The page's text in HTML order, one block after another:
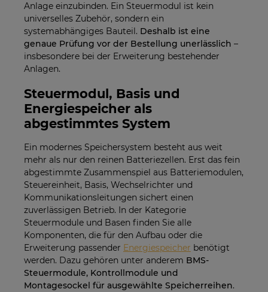
Anlage einzubinden. Ein Steuermodul ist kein
universelles Zubehör, sondern ein
systemabhängiges Bauteil. Deshalb ist eine
genaue Prüfung vor der Bestellung unerlässlich –
insbesondere bei der Erweiterung bestehender
Anlagen.
Steuermodul, Basis und
Energiespeicher als
abgestimmtes System
Ein modernes Speichersystem besteht aus weit
mehr als nur den reinen Batteriezellen. Erst das fein
abgestimmte Zusammenspiel aus Batteriemodulen,
Steuereinheit, Basis, Wechselrichter und
Kommunikationsleitungen sichert einen
zuverlässigen Betrieb. In der Kategorie
Steuermodule und Basen finden Sie alle
Komponenten, die für den Aufbau oder die
Erweiterung passender Energiespeicher benötigt
werden. Dazu gehören unter anderem BMS-
Steuermodule, Kontrollmodule und
Montagesockel für ausgewählte Speicherreihen.